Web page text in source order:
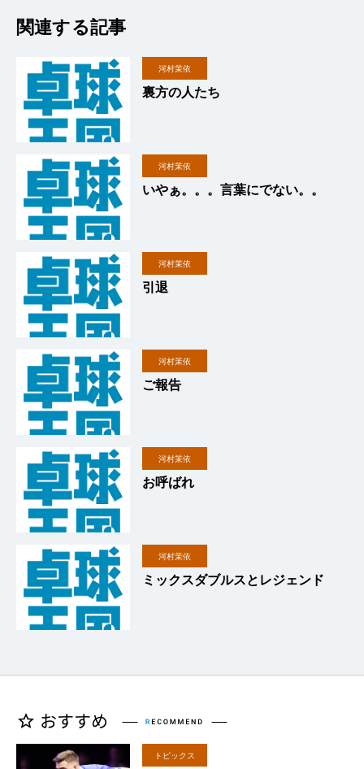
関連する記事
河村茉依
裏方の人たち
河村茉依
いやぁ。。。言葉にでない。。
河村茉依
引退
河村茉依
ご報告
河村茉依
お呼ばれ
河村茉依
ミックスダブルスとレジェンド
トピックス